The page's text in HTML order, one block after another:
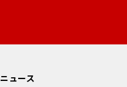
ニュース